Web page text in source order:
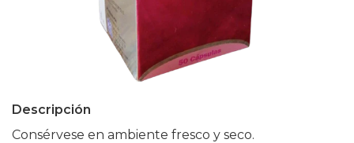
Descripción
Consérvese en ambiente fresco y seco.